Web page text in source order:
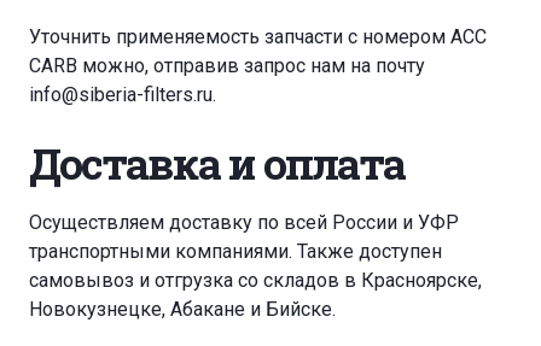
Уточнить применяемость запчасти с номером ACC
CARB можно, отправив запрос нам на почту
info@siberia-filters.ru.
Доставка и оплата
Осуществляем доставку по всей России и УФР
транспортными компаниями. Также доступен
самовывоз и отгрузка со складов в Красноярске,
Новокузнецке, Абакане и Бийске.